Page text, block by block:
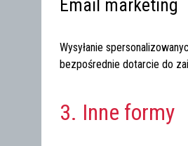
Email marketing
Wysyłanie
bezpośrednie dotarcie do
3. Inne formy